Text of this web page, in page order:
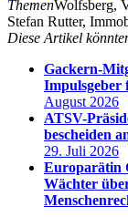
ThemenWolfsberg,
Stefan Rutter,
Diese Artikel
Gackern-
Impulsgeber
August 2026
ATSV-
bescheiden
29. Juli 2026
Europarätin
Wächter